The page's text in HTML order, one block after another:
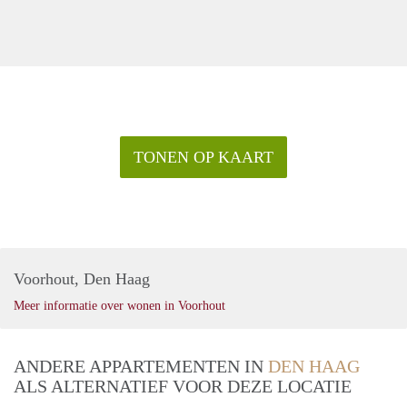
TONEN OP KAART
Voorhout, Den Haag
Meer informatie over wonen in Voorhout
ANDERE APPARTEMENTEN IN DEN HAAG
ALS ALTERNATIEF VOOR DEZE LOCATIE